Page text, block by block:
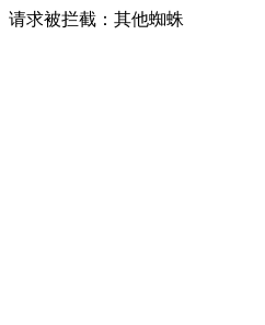
请求被拦截：其他蜘蛛